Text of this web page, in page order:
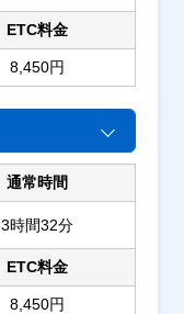
ETC料金
8,450円
通常時間
3時間32分
ETC料金
8,450円